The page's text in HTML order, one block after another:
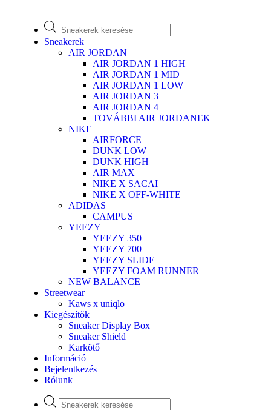
Sneakerek
AIR JORDAN
AIR JORDAN 1 HIGH
AIR JORDAN 1 MID
AIR JORDAN 1 LOW
AIR JORDAN 3
AIR JORDAN 4
TOVÁBBI AIR JORDANEK
NIKE
AIRFORCE
DUNK LOW
DUNK HIGH
AIR MAX
NIKE X SACAI
NIKE X OFF-WHITE
ADIDAS
CAMPUS
YEEZY
YEEZY 350
YEEZY 700
YEEZY SLIDE
YEEZY FOAM RUNNER
NEW BALANCE
Streetwear
Kaws x uniqlo
Kiegészítők
Sneaker Display Box
Sneaker Shield
Karkötő
Információ
Bejelentkezés
Rólunk